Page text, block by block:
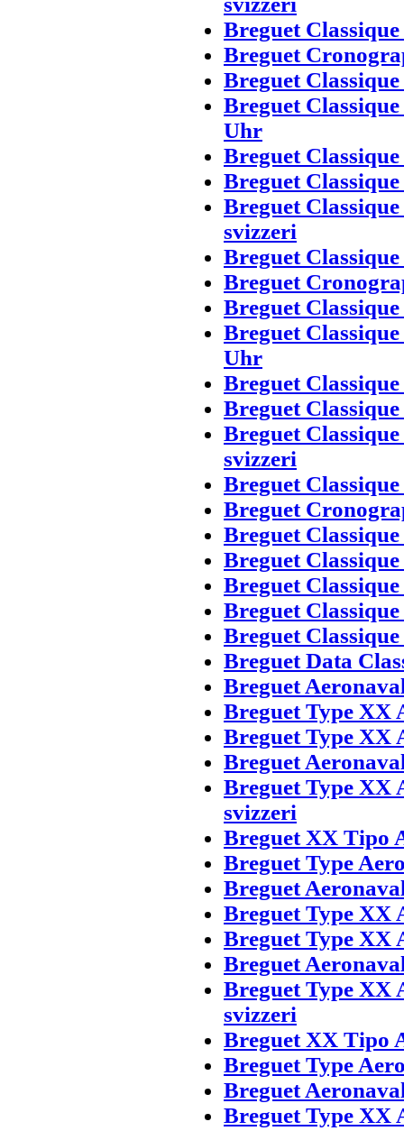
Breguet
Breguet
Breguet
Breguet
Uhr
Breguet
Breguet
Breguet
svizzeri
Breguet
Breguet
Breguet
Breguet
Uhr
Breguet
Breguet
Breguet
svizzeri
Breguet
Breguet
Breguet
Breguet
Breguet
Breguet
Breguet
Breguet Data
Breguet
Breguet Type XX
Breguet Type XX
Breguet
Breguet Type XX
svizzeri
Breguet XX Tipo
Breguet Type
Breguet
Breguet Type XX
Breguet Type XX
Breguet
Breguet Type XX
svizzeri
Breguet XX Tipo
Breguet Type
Breguet
Breguet Type XX